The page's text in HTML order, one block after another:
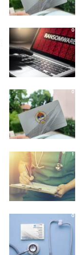
0
0
1
0